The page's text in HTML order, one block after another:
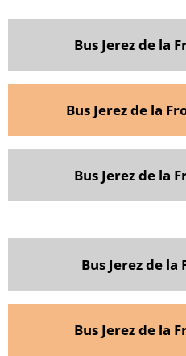
Bus Jerez de la
Bus Jerez de la
Bus Jerez de la
Bus Jerez de
Bus Jerez de la